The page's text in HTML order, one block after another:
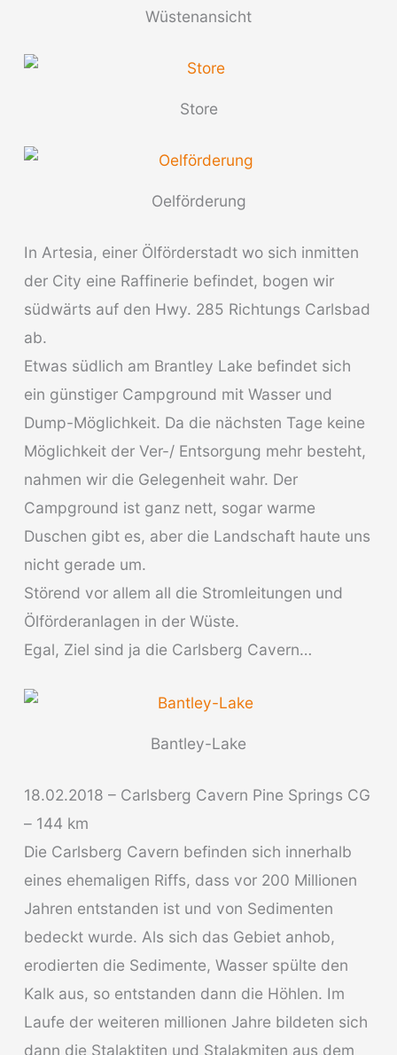
Wüstenansicht
Store
Oelförderung
In Artesia, einer Ölförderstadt wo sich inmitten
der City eine Raffinerie befindet, bogen wir
südwärts auf den Hwy. 285 Richtungs Carlsbad
ab.
Etwas südlich am Brantley Lake befindet sich
ein günstiger Campground mit Wasser und
Dump-Möglichkeit. Da die nächsten Tage keine
Möglichkeit der Ver-/ Entsorgung mehr besteht,
nahmen wir die Gelegenheit wahr. Der
Campground ist ganz nett, sogar warme
Duschen gibt es, aber die Landschaft haute uns
nicht gerade um.
Störend vor allem all die Stromleitungen und
Ölförderanlagen in der Wüste.
Egal, Ziel sind ja die Carlsberg Cavern…
Bantley-Lake
18.02.2018 – Carlsberg Cavern Pine Springs CG
– 144 km
Die Carlsberg Cavern befinden sich innerhalb
eines ehemaligen Riffs, dass vor 200 Millionen
Jahren entstanden ist und von Sedimenten
bedeckt wurde. Als sich das Gebiet anhob,
erodierten die Sedimente, Wasser spülte den
Kalk aus, so entstanden dann die Höhlen. Im
Laufe der weiteren millionen Jahre bildeten sich
dann die Stalaktiten und Stalakmiten aus dem